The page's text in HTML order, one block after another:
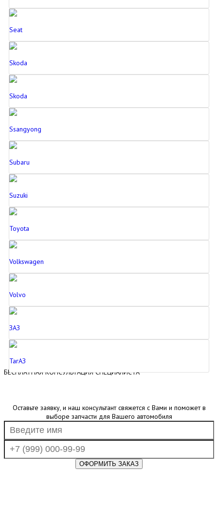
Seat
Skoda
Skoda
Ssangyong
Subaru
Suzuki
Toyota
Volkswagen
Volvo
ЗАЗ
ТагАЗ
БЕСПЛАТНАЯ КОНСУЛЬТАЦИЯ СПЕЦИАЛИСТА
Оставьте заявку, и наш консультант свяжется с Вами и поможет в
выборе запчасти для Вашего автомобиля